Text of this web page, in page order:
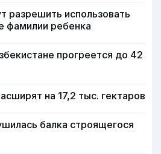
разрешить использовать
фамилии ребенка
прогреется до 42
на 17,2 тыс. гектаров
балка строящегося